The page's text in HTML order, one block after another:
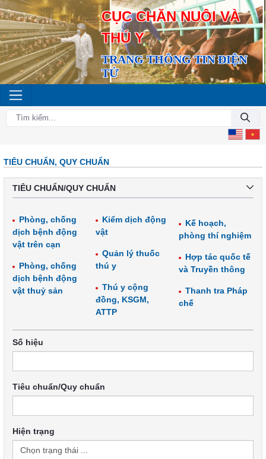
CỤC CHĂN NUÔI VÀ
THÚ Y
TRANG THÔNG TIN ĐIỆN
TỬ
TIÊU CHUẨN, QUY CHUẨN
TIÊU CHUẨN/QUY CHUẨN
Phòng, chống
dịch bệnh động
vật trên cạn
Phòng, chống
dịch bệnh động
vật thuỷ sản
Kiểm dịch động
vật
Quản lý thuốc
thú y
Thú y cộng
đồng, KSGM,
ATTP
Kế hoạch,
phòng thí nghiệm
Hợp tác quốc tế
và Truyền thông
Thanh tra Pháp
chế
Số hiệu
Tiêu chuẩn/Quy chuẩn
Hiện trạng